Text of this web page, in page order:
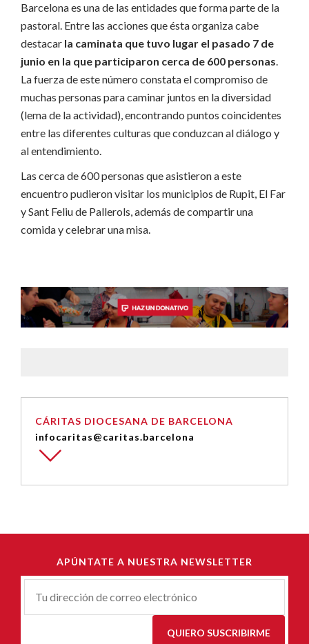
Barcelona es una de las entidades que forma parte de la
pastoral. Entre las acciones que ésta organiza cabe
destacar la caminata que tuvo lugar el pasado 7 de
junio en la que participaron cerca de 600 personas.
La fuerza de este número constata el compromiso de
muchas personas para caminar juntos en la diversidad
(lema de la actividad), encontrando puntos coincidentes
entre las diferentes culturas que conduzcan al diálogo y
al entendimiento.
Las cerca de 600 personas que asistieron a este
encuentro pudieron visitar los municipios de Rupit, El Far
y Sant Feliu de Pallerols, además de compartir una
comida y celebrar una misa.
CÁRITAS DIOCESANA DE BARCELONA
infocaritas@caritas.barcelona
APÚNTATE A NUESTRA NEWSLETTER
Correu-
QUIERO SUSCRIBIRME